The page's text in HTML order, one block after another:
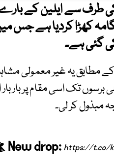
طرف سے ایلین کے بارے
کھڑا کردیا ہے جس
گئی ہے۔
برسوں تک اسی مقام پر بار
مبذول کر لی۔
New drop: https://t.co/